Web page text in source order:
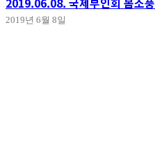
2019년 6월 8일